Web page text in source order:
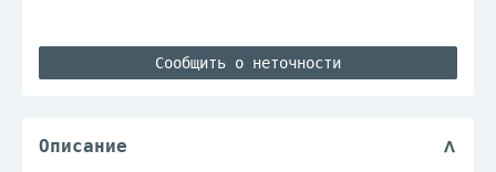
Сообщить о неточности
Описание